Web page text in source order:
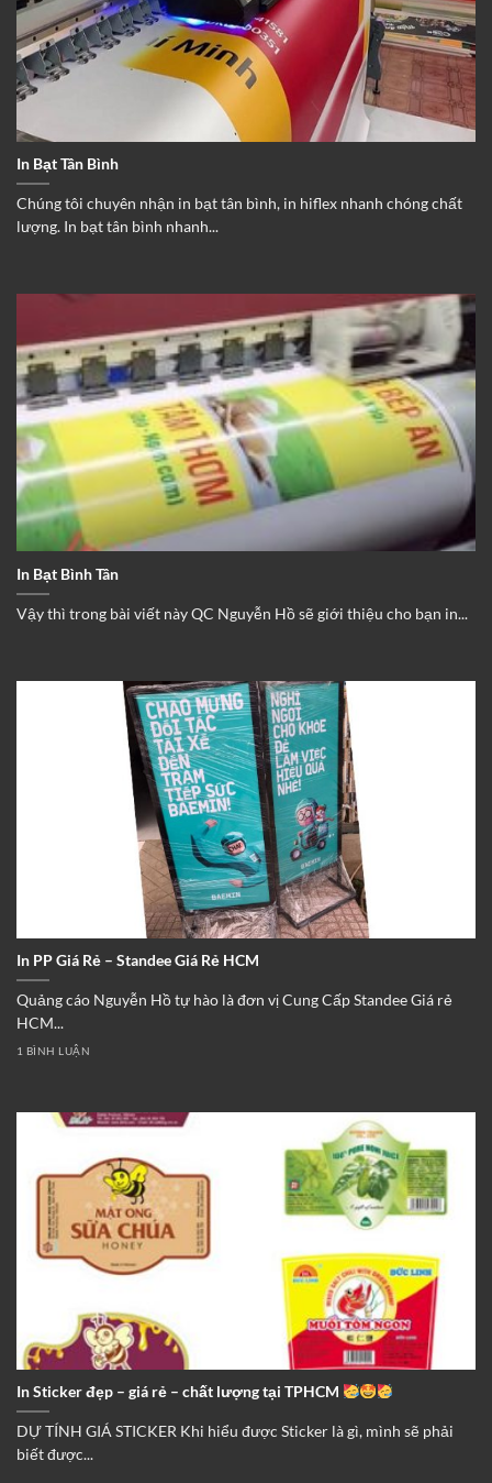
In Bạt Tân Bình
Chúng tôi chuyên nhận in bạt tân bình, in hiflex nhanh chóng chất
lượng. In bạt tân bình nhanh...
In Bạt Bình Tân
Vậy thì trong bài viết này QC Nguyễn Hồ sẽ giới thiệu cho bạn in...
In PP Giá Rẻ – Standee Giá Rẻ HCM
Quảng cáo Nguyễn Hồ tự hào là đơn vị Cung Cấp Standee Giá rẻ
HCM...
1 BÌNH LUẬN
In Sticker đẹp – giá rẻ – chất lượng tại TPHCM
DỰ TÍNH GIÁ STICKER Khi hiểu được Sticker là gì, mình sẽ phải
biết được...